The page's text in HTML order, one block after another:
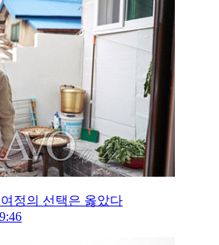
정의 선택은 옳았다